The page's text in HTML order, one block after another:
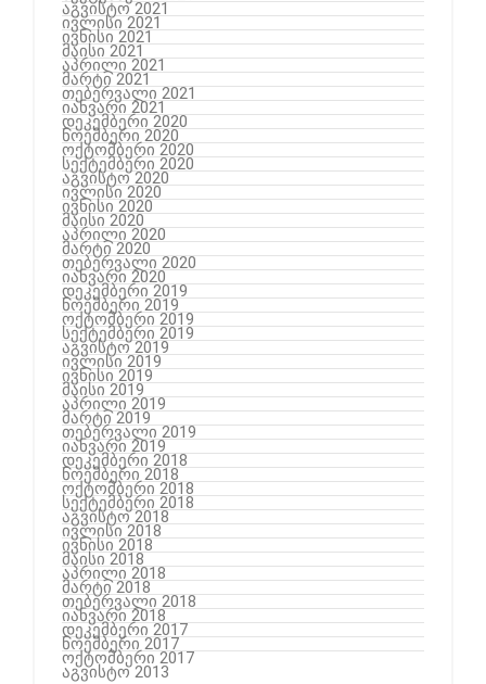
აგვისტო 2021
ივლისი 2021
ივნისი 2021
მაისი 2021
აპრილი 2021
მარტი 2021
თებერვალი 2021
იანვარი 2021
დეკემბერი 2020
ნოემბერი 2020
ოქტომბერი 2020
სექტემბერი 2020
აგვისტო 2020
ივლისი 2020
ივნისი 2020
მაისი 2020
აპრილი 2020
მარტი 2020
თებერვალი 2020
იანვარი 2020
დეკემბერი 2019
ნოემბერი 2019
ოქტომბერი 2019
სექტემბერი 2019
აგვისტო 2019
ივლისი 2019
ივნისი 2019
მაისი 2019
აპრილი 2019
მარტი 2019
თებერვალი 2019
იანვარი 2019
დეკემბერი 2018
ნოემბერი 2018
ოქტომბერი 2018
სექტემბერი 2018
აგვისტო 2018
ივლისი 2018
ივნისი 2018
მაისი 2018
აპრილი 2018
მარტი 2018
თებერვალი 2018
იანვარი 2018
დეკემბერი 2017
ნოემბერი 2017
ოქტომბერი 2017
აგვისტო 2013